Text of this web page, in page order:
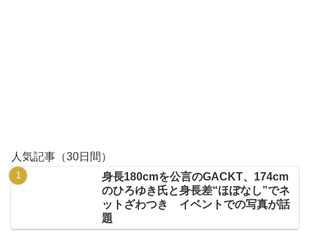
人気記事（30日間）
身長180cmを公言のGACKT、174cm
のひろゆき氏と身長差“ほぼなし”でネ
ットざわつき イベントでの写真が話
題